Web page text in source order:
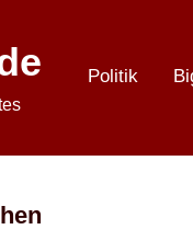
Politik